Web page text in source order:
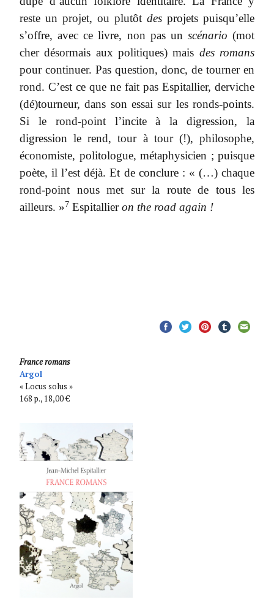
reste un projet, ou plutôt des projets puisqu’elle
s’offre, avec ce livre, non pas un scénario (mot
cher désormais aux politiques) mais des romans
pour continuer. Pas question, donc, de tourner en
rond. C’est ce que ne fait pas Espitallier, derviche
(dé)tourneur, dans son essai sur les ronds-points.
Si le rond-point l’incite à la digression, la
digression le rend, tour à tour (!), philosophe,
économiste, politologue, métaphysicien ; puisque
poète, il l’est déjà. Et de conclure : « (…) chaque
rond-point nous met sur la route de tous les
ailleurs. »7 Espitallieron the road again !
France romans
Argol
« Locus solus »
168 p., 18,00 €